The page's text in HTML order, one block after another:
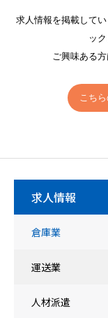
求人情報を掲載して
ッ
ご興味ある
こち
求人情報
倉庫業
運送業
人材派遣